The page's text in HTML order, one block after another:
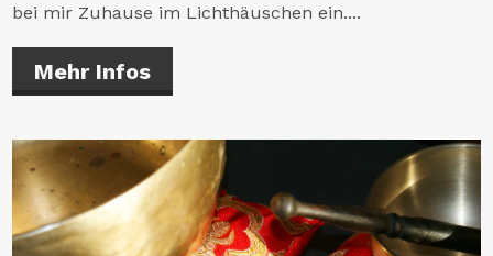
bei mir Zuhause im Lichthäuschen ein....
Mehr Infos